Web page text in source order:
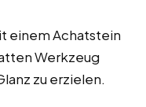
einem Achatstein
Werkzeug
zu erzielen.